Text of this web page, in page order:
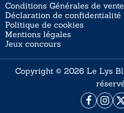
Conditions Générales de vente
Déclaration de confidentialité
Politique de cookies
Mentions légales
Jeux concours
Copyright © 2026 Le Lys